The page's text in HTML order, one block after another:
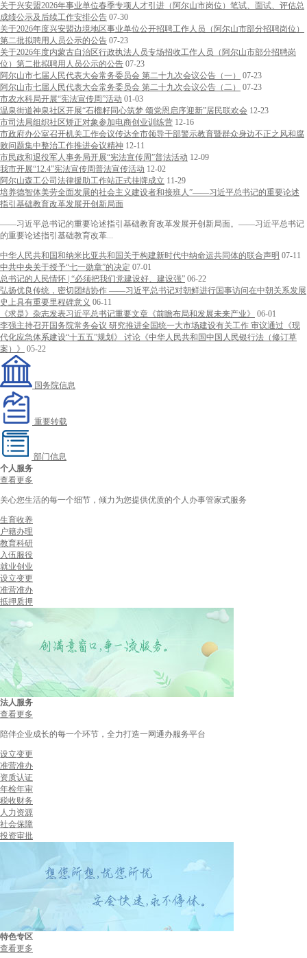
关于兴安盟2026年事业单位春季专项人才引进（阿尔山市岗位）笔试、面试、评估总
成绩公示及后续工作安排公告 07-30
关于2026年度兴安盟边境地区事业单位公开招聘工作人员（阿尔山市部分招聘岗位）
第二批拟聘用人员公示的公告 07-23
关于2026年度内蒙古自治区行政执法人员专场招收工作人员（阿尔山市部分招聘岗
位）第二批拟聘用人员公示的公告 07-23
阿尔山市七届人民代表大会常务委员会 第二十九次会议公告（一）
07-23
阿尔山市七届人民代表大会常务委员会 第二十九次会议公告（二）
07-23
市农水科局开展“宪法宣传周”活动 01-03
温泉街道神泉社区开展“石榴籽同心筑梦 颂党恩启序迎新”居民联欢会 12-23
市司法局组织社区矫正对象参加电商创业训练营 12-16
市政府办公室召开机关工作会议传达全市领导干部警示教育暨群众身边不正之风和腐
败问题集中整治工作推进会议精神 12-11
市民政和退役军人事务局开展“宪法宣传周”普法活动 12-09
我市开展“12.4”宪法宣传周普法宣传活动 12-02
阿尔山森工公司法律援助工作站正式挂牌成立 11-29
培养德智体美劳全面发展的社会主义建设者和接班人”——习近平总书记的重要论述
指引基础教育改革发展开创新局面
——习近平总书记的重要论述指引基础教育改革发展开创新局面。——习近平总书记
的重要论述指引基础教育改革...
中华人民共和国和纳米比亚共和国关于构建新时代中纳命运共同体的联合声明 07-11
中共中央关于授予“七一勋章”的决定 07-01
总书记的人民情怀 | “必须把我们党建设好、建设强” 06-22
弘扬优良传统，密切团结协作 ——习近平总书记对朝鲜进行国事访问在中朝关系发展
史上具有重要里程碑意义 06-11
《求是》杂志发表习近平总书记重要文章《前瞻布局和发展未来产业》
06-01
李强主持召开国务院常务会议 研究推进全国统一大市场建设有关工作 审议通过《现
代化应急体系建设“十五五”规划》 讨论《中华人民共和国中国人民银行法（修订草
案）》
05-22
国务院信息
重要转载
部门信息
个人服务
查看更多
关心您生活的每一个细节，倾力为您提供优质的个人办事管家式服务
生育收养
户籍办理
教育科研
入伍服役
就业创业
设立变更
准营准办
抵押质押
法人服务
查看更多
陪伴企业成长的每一个环节，全力打造一网通办服务平台
设立变更
准营准办
资质认证
年检年审
税收财务
人力资源
社会保障
投资审批
特色专区
查看更多